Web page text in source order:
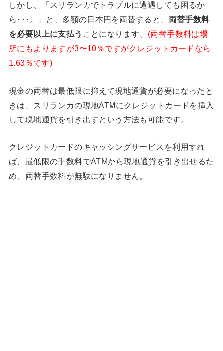
しかし、「スリランカでトラブルに遭遇しても困るか
ら･･･。」と、多額の日本円を両替すると、 両替手数料
を必要以上に支払う ことになります。 (両替手数料は場
所にもよりますが3〜10％ですがクレジットカードなら
1.63％です)
現金の両替は最低限に抑えて現地通貨が必要になったと
きは、スリランカの現地ATMにクレジットカードを挿入
して現地通貨を引き出すという方法も可能です。
クレジットカードのキャッシングサービスを利用すれ
ば、最低限の手数料でATMから現地通貨を引き出せるた
め、両替手数料が無駄になりません。